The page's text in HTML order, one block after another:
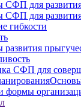
СФП для
СФП для
гибкости
СФП для
формы